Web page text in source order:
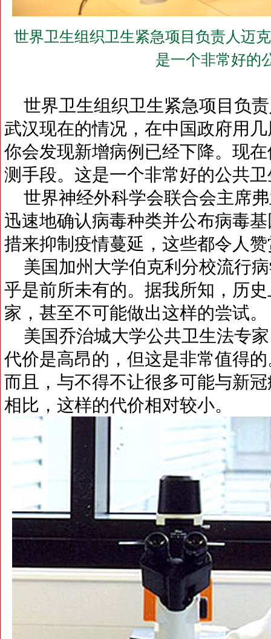
世界卫生组织卫生紧急项目负责人迈
是一个非常好的
世界卫生组织卫生紧急项目负
武汉现在的情况，在中国政府用
你会发现新增病例已经下降。现
测手段。这是一个非常好的公共
世界神经外科学会联合会主席
迅速地确认病毒种类并公布病毒
措来抑制疫情蔓延，这些都令人
美国加州大学伯克利分校流行
乎是前所未有的。据我所知，历
家，甚至不可能做出这样的尝试。
美国乔治城大学公共卫生法专
代价是高昂的，但这是非常值得
而且，与不得不让很多可能与新
相比，这样的代价相对较小。